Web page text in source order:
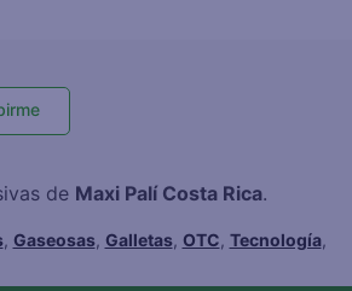
de Maxi Palí Costa Rica.
, Gaseosas, Galletas, OTC, Tecnología,